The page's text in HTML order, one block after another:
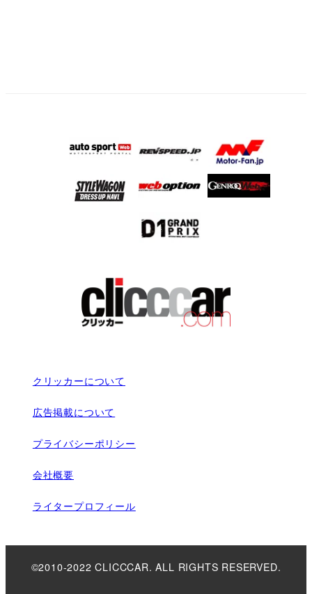
クリッカーについて
広告掲載について
プライバシーポリシー
会社概要
ライタープロフィール
©2010-2022 CLICCCAR. ALL RIGHTS RESERVED.